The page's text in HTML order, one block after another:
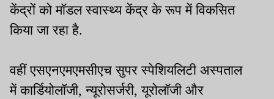
केंद्रों को मॉडल स्वास्थ्य केंद्र के रूप में विकसित
किया जा रहा है.
वहीं एसएनएमएमसीएच सुपर स्पेशियलिटी अस्पताल
में कार्डियोलॉजी, न्यूरोसर्जरी, यूरोलॉजी और